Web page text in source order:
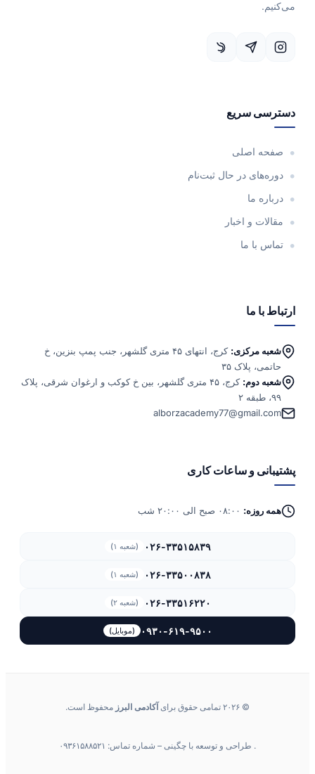
می‌کنیم.
دسترسی سریع
صفحه اصلی
دوره‌های در حال ثبت‌نام
درباره ما
مقالات و اخبار
تماس با ما
ارتباط با ما
شعبه مرکزی:
کرج، انتهای ۴۵ متری گلشهر، جنب پمپ بنزین، خ
حاتمی، پلاک ۳۵
شعبه دوم:
کرج، ۴۵ متری گلشهر، بین خ کوکب و ارغوان شرقی، پلاک
۹۹، طبقه ۲
alborzacademy77@gmail.com
پشتیبانی و ساعات کاری
همه روزه:
۰۲۶-۳۳۵۱۵۸۳۹ (شعبه ۱)
۰۲۶-۳۳۵۰۰۸۳۸ (شعبه ۱)
۰۲۶-۳۳۵۱۶۲۲۰ (شعبه ۲)
۰۹۳۰-۶۱۹-۹۵۰۰ (موبایل)
© ۲۰۲۶ تمامی حقوق برای آکادمی البرز محفوظ است.
. طراحی و توسعه با چگینی – شماره تماس: ۰۹۳۶۱۵۸۸۵۲۱